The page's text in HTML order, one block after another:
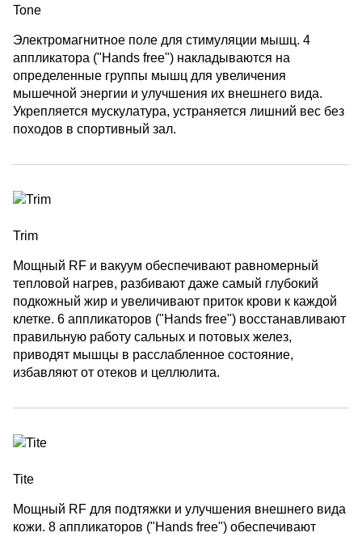
Tone
Электромагнитное поле для стимуляции мышц. 4
аппликатора ("Hands free") накладываются на
определенные группы мышц для увеличения
мышечной энергии и улучшения их внешнего вида.
Укрепляется мускулатура, устраняется лишний вес без
походов в спортивный зал.
Trim
Мощный RF и вакуум обеспечивают равномерный
тепловой нагрев, разбивают даже самый глубокий
подкожный жир и увеличивают приток крови к каж­дой
клетке. 6 аппликаторов ("Hands free") восстанавливают
правильную работу сальных и потовых желез,
приводят мышцы в расслабленное состояние,
избавляют от отеков и целлюлита.
Tite
Мощный RF для подтяжки и улучшения внешнего вида
кожи. 8 аппликаторов ("Hands free") обеспечивают